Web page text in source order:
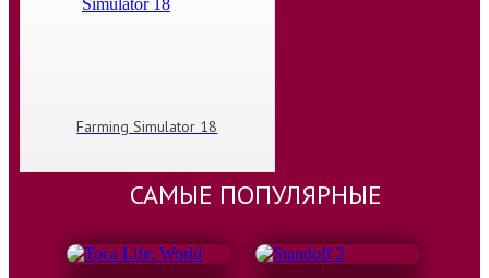
Farming Simulator 18
САМЫЕ ПОПУЛЯРНЫЕ